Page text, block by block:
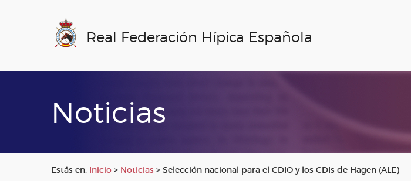
Real Federación Hípica Española
Noticias
Estás en: Inicio > Noticias > Selección nacional para el CDIO y los CDIs de Hagen (ALE)